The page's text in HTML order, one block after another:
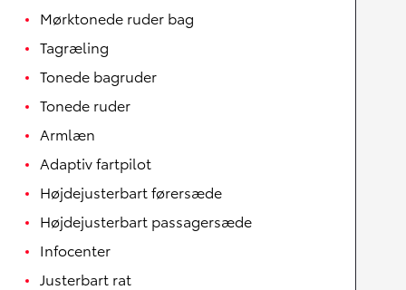
Mørktonede ruder bag
Tagræling
Tonede bagruder
Tonede ruder
Armlæn
Adaptiv fartpilot
Højdejusterbart førersæde
Højdejusterbart passagersæde
Infocenter
Justerbart rat